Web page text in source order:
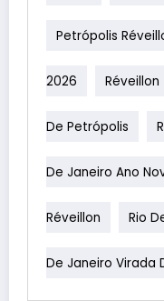
Petrópolis
2026 Réveillon
De Petrópolis
De Janeiro Ano
Réveillon Rio
De Janeiro Virada